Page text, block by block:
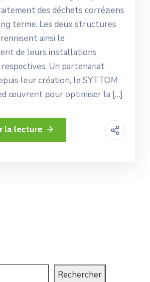
des déchets corréziens
terme. Les deux structures
ainsi le
de leurs installations
Un partenariat
leur création, le SYTTOM
œuvrent pour optimiser la […]
la lecture
Rechercher